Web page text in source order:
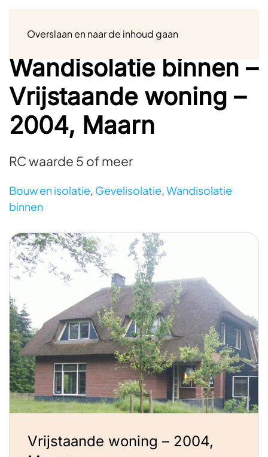
Overslaan en naar de inhoud gaan
Wandisolatie binnen –
Vrijstaande woning –
2004, Maarn
RC waarde 5 of meer
Bouw en isolatie, Gevelisolatie,Wandisolatie
binnen
Vrijstaande woning – 2004,